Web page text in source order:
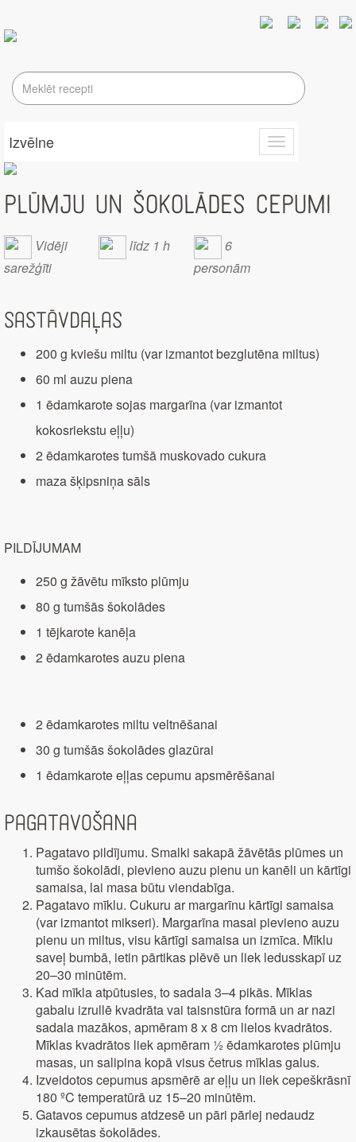
Toggle
navigation
Izvēlne
PLŪMJU UN ŠOKOLĀDES CEPUMI
Vidēji
sarežģīti
līdz 1 h
6
personām
Sastāvdaļas
200 g kviešu miltu (var izmantot bezglutēna miltus)
60 ml auzu piena
1 ēdamkarote sojas margarīna (var izmantot
kokosriekstu eļļu)
2 ēdamkarotes tumšā muskovado cukura
maza šķipsniņa sāls
PILDĪJUMAM
250 g žāvētu mīksto plūmju
80 g tumšās šokolādes
1 tējkarote kanēļa
2 ēdamkarotes auzu piena
2 ēdamkarotes miltu veltnēšanai
30 g tumšās šokolādes glazūrai
1 ēdamkarote eļļas cepumu apsmērēšanai
Pagatavošana
Pagatavo pildījumu. Smalki sakapā žāvētās plūmes un
tumšo šokolādi, pievieno auzu pienu un kanēli un kārtīgi
samaisa, lai masa būtu viendabīga.
Pagatavo mīklu. Cukuru ar margarīnu kārtīgi samaisa
(var izmantot mikseri). Margarīna masai pievieno auzu
pienu un miltus, visu kārtīgi samaisa un izmīca. Mīklu
saveļ bumbā, ietin pārtikas plēvē un liek ledusskapī uz
20–30 minūtēm.
Kad mīkla atpūtusies, to sadala 3–4 pikās. Mīklas
gabalu izrullē kvadrāta vai taisnstūra formā un ar nazi
sadala mazākos, apmēram 8 x 8 cm lielos kvadrātos.
Mīklas kvadrātos liek apmēram ½ ēdamkarotes plūmju
masas, un salipina kopā visus četrus mīklas galus.
Izveidotos cepumus apsmērē ar eļļu un liek cepeškrāsnī
180 ºC temperatūrā uz 15–20 minūtēm.
Gatavos cepumus atdzesē un pāri pārlej nedaudz
izkausētas šokolādes.